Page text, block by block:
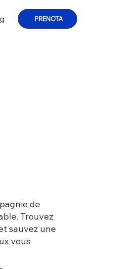
PRENOTA
de
Trouvez
sauvez une
vous